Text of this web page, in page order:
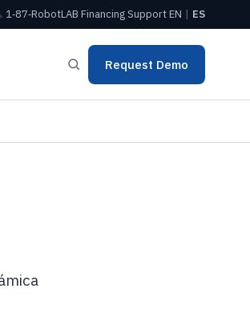
1‑87‑RobotLAB FinancingSupportEN | ES
Request Demo